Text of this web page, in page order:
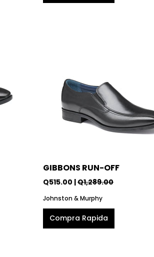
GIBBONS RUN-OFF
Q515.00 |Q1,289.00
Johnston & Murphy
Compra Rapida